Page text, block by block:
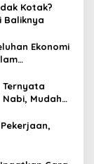
Kotak?
Baliknya
Ekonomi
Ternyata
Nabi, Mudah